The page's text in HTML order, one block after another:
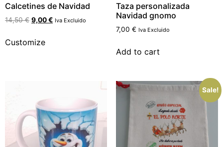
Calcetines de Navidad
14,50€ 9,00€ Iva Excluido
Customize
Taza personalizada
Navidad gnomo
7,00 € Iva Excluido
Add to cart
Sale!